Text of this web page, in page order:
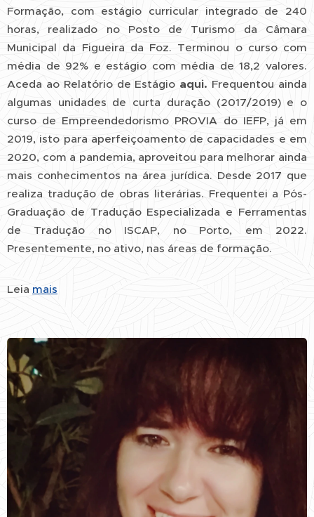
Formação, com estágio curricular integrado de 240
horas, realizado no Posto de Turismo da Câmara
Municipal da Figueira da Foz. Terminou o curso com
média de 92% e estágio com média de 18,2 valores.
Aceda ao Relatório de Estágio aqui. Frequentou ainda
algumas unidades de curta duração (2017/2019) e o
curso de Empreendedorismo PROVIA do IEFP, já em
2019, isto para aperfeiçoamento de capacidades e em
2020, com a pandemia, aproveitou para melhorar ainda
mais conhecimentos na área jurídica. Desde 2017 que
realiza tradução de obras literárias. Frequentei a Pós-
Graduação de Tradução Especializada e Ferramentas
de Tradução no ISCAP, no Porto, em 2022.
Presentemente, no ativo, nas áreas de formação.
Leia mais